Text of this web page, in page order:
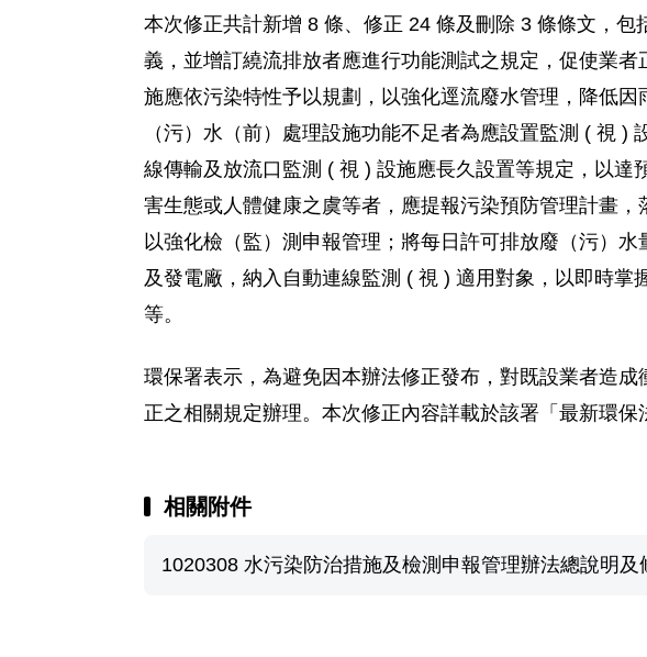
本次修正共計新增 8 條、修正 24 條及刪除 3 條條文，
義，並增訂繞流排放者應進行功能測試之規定，促使業
施應依污染特性予以規劃，以強化逕流廢水管理，降低
（污）水（前）處理設施功能不足者為應設置監測 ( 視
線傳輸及放流口監測 ( 視 ) 設施應長久設置等規定，以
害生態或人體健康之虞等者，應提報污染預防管理計畫
以強化檢（監）測申報管理；將每日許可排放廢（污）
及發電廠，納入自動連線監測 ( 視 ) 適用對象，以即時
等。
環保署表示，為避免因本辦法修正發布，對既設業者造
正之相關規定辦理。本次修正內容詳載於該署「最新環
相關附件
1020308 水污染防治措施及檢測申報管理辦法總說明及